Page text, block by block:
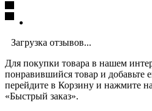
Загрузка отзывов...
Для покупки товара в нашем
понравившийся товар и добавьте
перейдите в Корзину и нажмите
«Быстрый заказ».